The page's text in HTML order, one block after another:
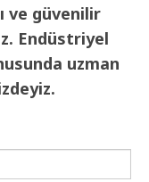
ve güvenilir
Endüstriyel
uzman